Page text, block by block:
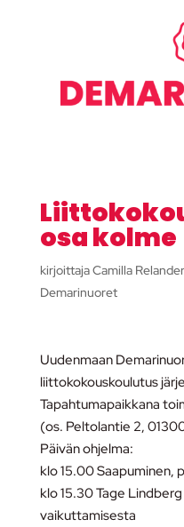
osa kolme
kirjoittajaCamilla Relander
Demarinuoret
Uudenmaan
liittokokouskoulutus
Tapahtumapaikkana
(os. Peltolantie 2,
Päivän ohjelma:
klo 15.00 Saapuminen,
klo 15.30 Tage
vaikuttamisesta